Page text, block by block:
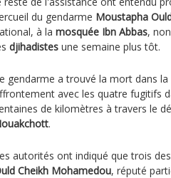
du gendarme Moustapha
à la mosquée Ibn Abbas,
djihadistes une semaine plus tôt.
gendarme a trouvé la mort dans
avec les quatre fugitifs
de kilomètres à travers le
.
autorités ont indiqué que trois
Cheikh Mohamedou, réputé